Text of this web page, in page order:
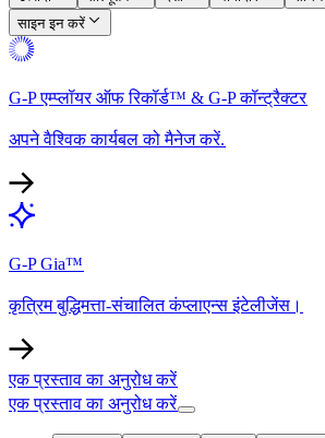
साइन इन करें​​
G-P एम्प्लॉयर ऑफ रिकॉर्ड™ & G-P कॉन्ट्रैक्टर​​
अपने वैश्विक कार्यबल को मैनेज करें.​​
G-P Gia™​​
कृत्रिम बुद्धिमत्ता-संचालित कंप्लाएन्स इंटेलीजेंस।​​
एक प्रस्ताव का अनुरोध करें​​
एक प्रस्ताव का अनुरोध करें​​